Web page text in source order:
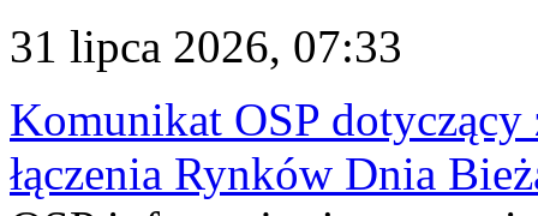
31 lipca 2026, 07:33
Komunikat OSP dotyczący
łączenia Rynków Dnia